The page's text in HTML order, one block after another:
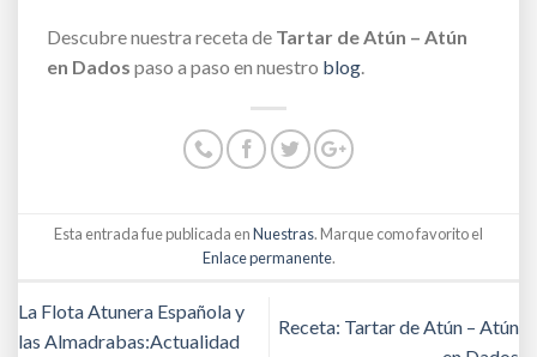
Descubre nuestra receta de Tartar de Atún – Atún
en Dados paso a paso en nuestro blog
Esta entrada fue publicada enNuestras. Marque como favorito el
Enlace permanente.
La Flota Atunera Española y
las Almadrabas:Actualidad
Receta: Tartar de Atún – Atún